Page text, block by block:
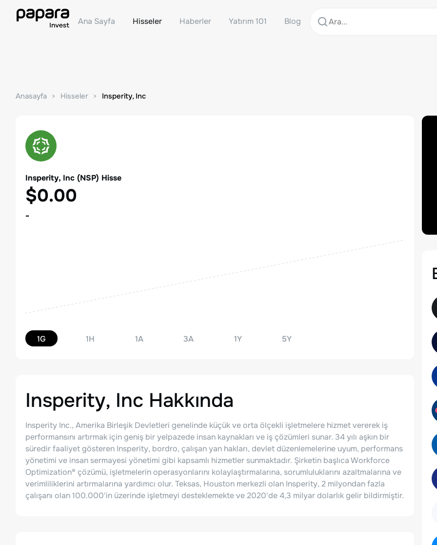
Ana Sayfa Hisseler Haberler Yatırım 101 Blog
Anasayfa Hisseler Insperity, Inc
Insperity, Inc (NSP) Hisse
$0.00
-
1G 1H 1A 3A 1Y 5Y
Insperity, Inc Hakkında
Insperity Inc., Amerika Birleşik Devletleri genelinde küçük ve orta ölçekli işletmelere hizmet vererek iş
performansını artırmak için geniş bir yelpazede insan kaynakları ve iş çözümleri sunar. 34 yılı aşkın bir
süredir faaliyet gösteren Insperity, bordro, çalışan yan hakları, devlet düzenlemelerine uyum, performans
yönetimi ve insan sermayesi yönetimi gibi kapsamlı hizmetler sunmaktadır. Şirketin başlıca Workforce
Optimization® çözümü, işletmelerin operasyonlarını kolaylaştırmalarına, sorumluluklarını azaltmalarına ve
verimliliklerini artırmalarına yardımcı olur. Teksas, Houston merkezli olan Insperity, 2 milyondan fazla
çalışanı olan 100.000'in üzerinde işletmeyi desteklemekte ve 2020'de 4,3 milyar dolarlık gelir bildirmiştir.